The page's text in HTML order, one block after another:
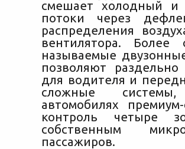
смешает холодный и
потоки через
распределения
вентилятора.
называемые
позволяют раздельно
для водителя и
сложные
автомобилях
контроль четыре
собственным
пассажиров.